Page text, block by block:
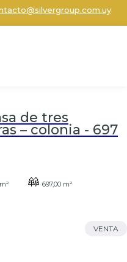
de tres
– colonia - 697
697,00 m²
VENTA